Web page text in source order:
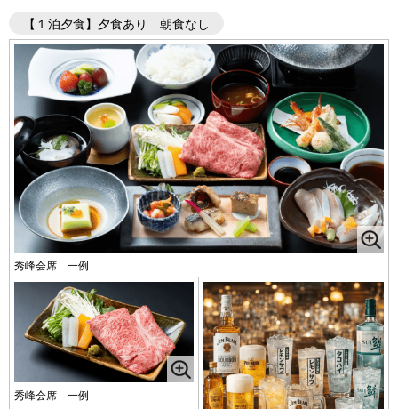
【１泊夕食】夕食あり 朝食なし
秀峰会席 一例
秀峰会席 一例